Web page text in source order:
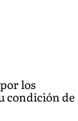
los
condición de